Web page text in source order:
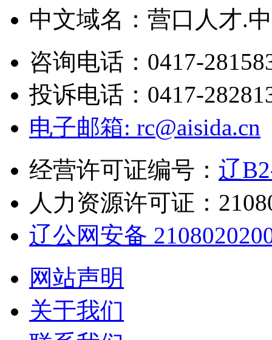
中文域名：营口人才.
咨询电话：0417-
投诉电话：0417-
电子邮箱: rc@aisida.cn
经营许可证编号： 辽
人力资源许可证：
辽公网安备
网站声明
关于我们